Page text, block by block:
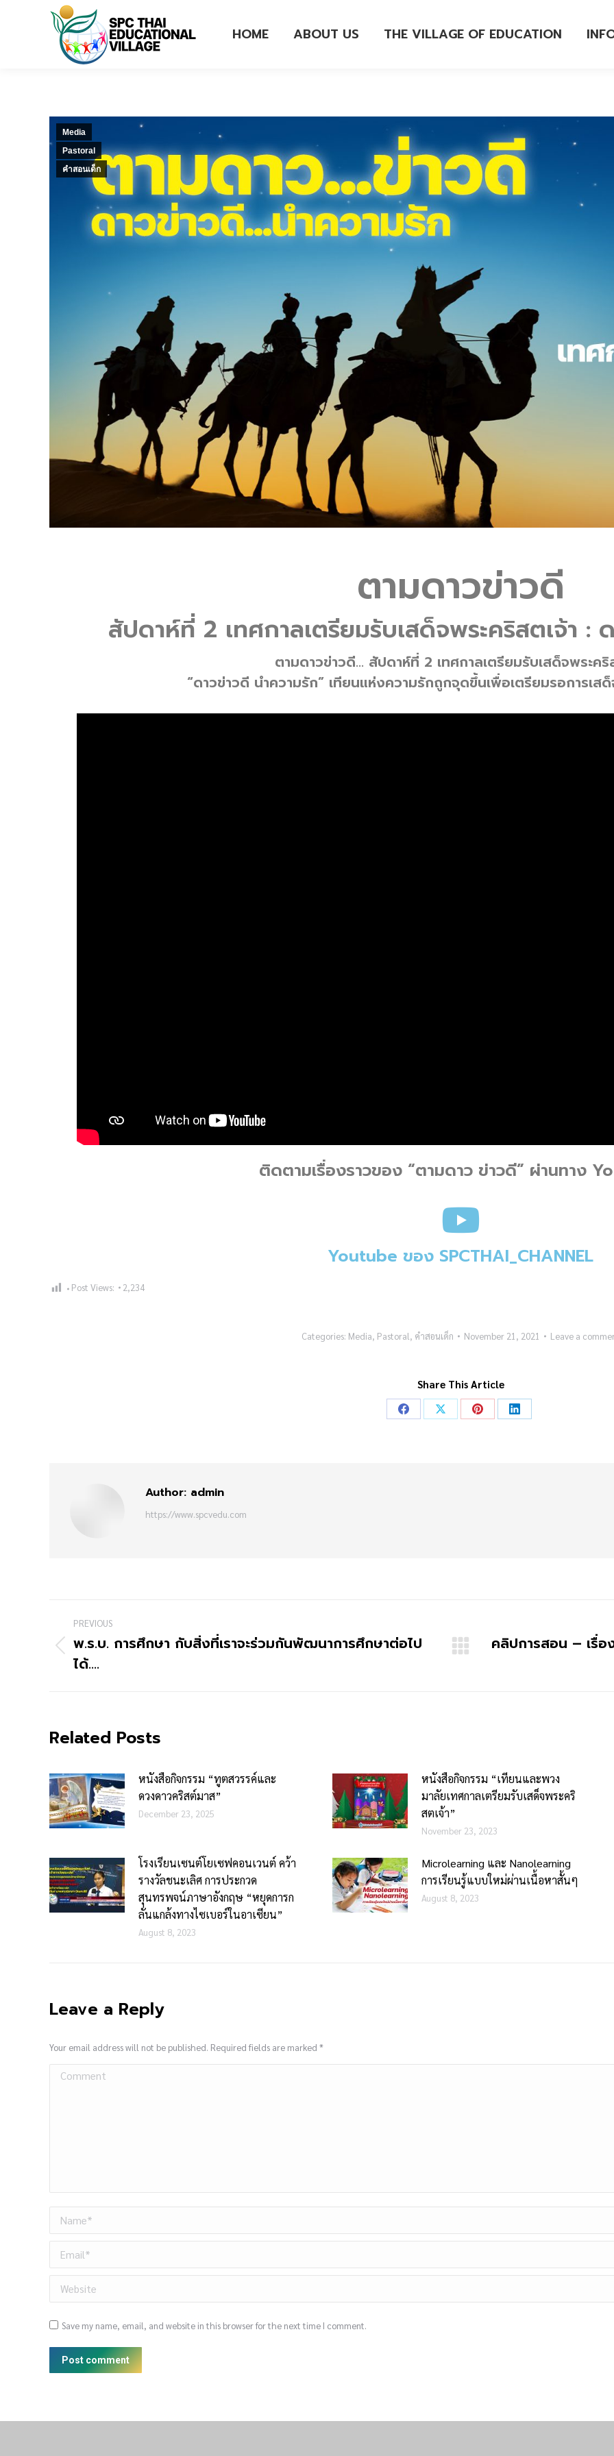
HOME ABOUT US THE VILLAGE OF EDUCATION
Media
Pastoral
คำสอนเด็ก
ตามดาวข่าวดี
สัปดาห์ที่ 2 เทศกาลเตรียมรับเสด็จพระคริสตเจ้า :
ตามดาวข่าวดี… สัปดาห์ที่ 2 เทศกาลเตรียมรับเสด็จพระคริ
“ดาวข่าวดี นำความรัก” เทียนแห่งความรักถูกจุดขึ้นเพื่อเตรียมรอการเส
ติดตามเรื่องราวของ “ตามดาว ข่าวดี” ผ่านทาง
Youtube ของ SPCTHAI_CHANNEL
Post Views: 2,234
Categories: Media, Pastoral, คำสอนเด็ก November 21, 2021 Leave a
Share This Article
Author: admin
https://www.spcvedu.com
PREVIOUS
พ.ร.บ. การศึกษา กับสิ่งที่เราจะร่วมกันพัฒนาการศึกษาต่อไป
ได้….
คลิปการสอน – เรื่อ
Related Posts
หนังสือกิจกรรม “ทูตสวรรค์และ
ดวงดาวคริสต์มาส”
December 23, 2025
หนังสือกิจกรรม “เทียนและพวง
มาลัยเทศกาลเตรียมรับเสด็จพระคริ
สตเจ้า”
November 23, 2023
โรงเรียนเซนต์โยเซฟคอนเวนต์ คว้า
รางวัลชนะเลิศ การประกวด
สุนทรพจน์ภาษาอังกฤษ “หยุดการก
ลั่นแกล้งทางไซเบอร์ในอาเซียน”
August 8, 2023
Microlearning และ Nanolearning
การเรียนรู้แบบใหม่ผ่านเนื้อหาสั้นๆ
August 8, 2023
Leave a Reply
Your email address will not be published. Required fields are marked *
Comment
Name *
Email *
Website
Save my name, email, and website in this browser for the next time I comment.
Post comment